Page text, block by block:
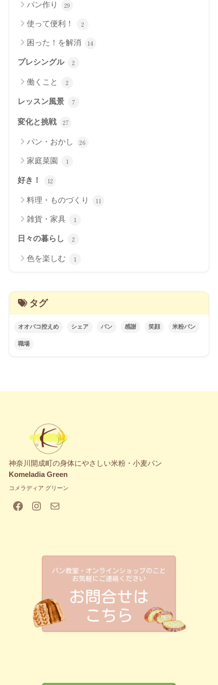
パン作り 29
使って便利！ 2
困った！を解消 14
プレシングル 2
働くこと 2
レッスン風景 7
変化と挑戦 27
パン・おかし 26
家庭菜園 1
好き！ 12
料理・ものづくり 11
雑貨・家具 1
日々の暮らし 2
色を楽しむ 1
タグ
オオバコ控えめ シェア パン 感謝 笑顔 米粉パン
職場
神奈川開成町の身体にやさしい米粉・小麦パン
Komeladia Green
コメラディア グリーン